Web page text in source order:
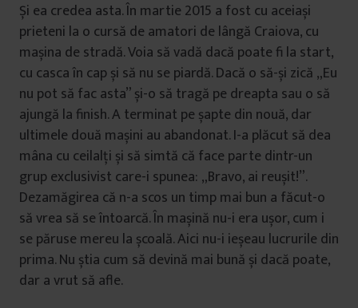
Și ea credea asta. În martie 2015 a fost cu aceiași
prieteni la o cursă de amatori de lângă Craiova, cu
mașina de stradă. Voia să vadă dacă poate fi la start,
cu casca în cap și să nu se piardă. Dacă o să-și zică „Eu
nu pot să fac asta” și-o să tragă pe dreapta sau o să
ajungă la finish. A terminat pe șapte din nouă, dar
ultimele două mașini au abandonat. I-a plăcut să dea
mâna cu ceilalți și să simtă că face parte dintr-un
grup exclusivist care-i spunea: „Bravo, ai reușit!”.
Dezamăgirea că n-a scos un timp mai bun a făcut-o
să vrea să se întoarcă. În mașină nu-i era ușor, cum i
se păruse mereu la școală. Aici nu-i ieșeau lucrurile din
prima. Nu știa cum să devină mai bună și dacă poate,
dar a vrut să afle.